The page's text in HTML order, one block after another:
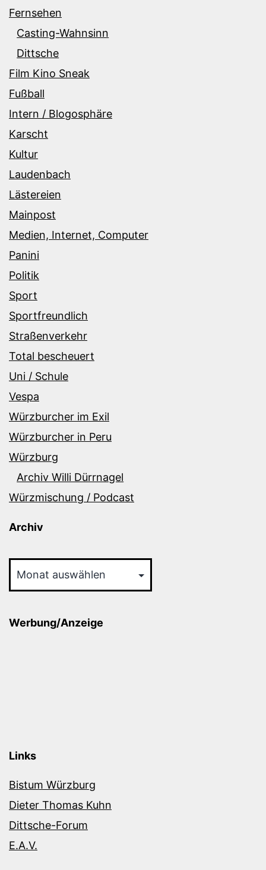
Fernsehen
Casting-Wahnsinn
Dittsche
Film Kino Sneak
Fußball
Intern / Blogosphäre
Karscht
Kultur
Laudenbach
Lästereien
Mainpost
Medien, Internet, Computer
Panini
Politik
Sport
Sportfreundlich
Straßenverkehr
Total bescheuert
Uni / Schule
Vespa
Würzburcher im Exil
Würzburcher in Peru
Würzburg
Archiv Willi Dürrnagel
Würzmischung / Podcast
Archiv
Werbung/Anzeige
Links
Bistum Würzburg
Dieter Thomas Kuhn
Dittsche-Forum
E.A.V.